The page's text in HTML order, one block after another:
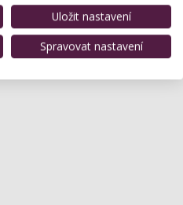
Uložit nastavení
Spravovat nastavení